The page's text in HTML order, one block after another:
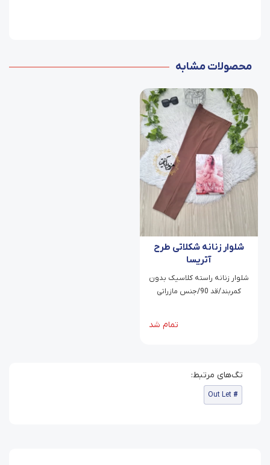
محصولات مشابه
شلوار زنانه شکلاتی طرح
آتریسا
شلوار زنانه راسته کلاسیک بدون
کمربند/قد 90/جنس مازراتی
تمام شد
Out Let